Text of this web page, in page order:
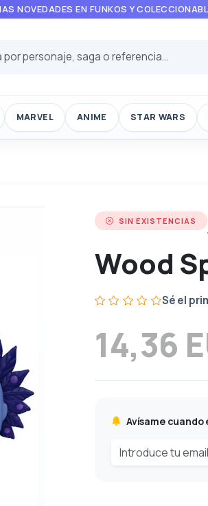
NOVEDADES EN FUNKOS Y
MARVEL ANIME STAR WARS
SIN EXISTENCIAS
Wood
Sé el
14,36
Avísame